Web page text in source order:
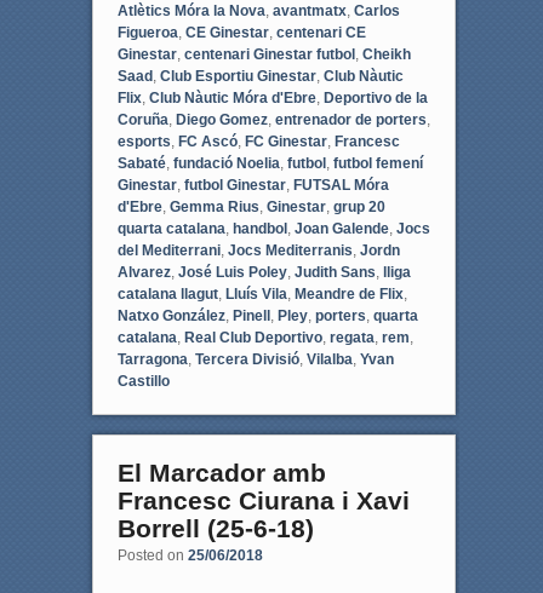
Atlètics Móra la Nova, avantmatx, Carlos
Figueroa, CE Ginestar, centenari CE
Ginestar, centenari Ginestar futbol , Cheikh
Saad , Club Esportiu Ginestar, Club Nàutic
Flix, Club Nàutic Móra d'Ebre, Deportivo de la
Coruña, Diego Gomez, entrenador de porters,
esports, FC Ascó, FC Ginestar, Francesc
Sabaté, fundació Noelia, futbol , futbol femení
Ginestar, futbol Ginestar, FUTSAL Móra
d'Ebre, Gemma Rius, Ginestar, grup 20
quarta catalana, handbol , Joan Galende, Jocs
del Mediterrani, Jocs Mediterranis, Jordn
Alvarez, José Luis Poley, Judith Sans,
lliga
catalana llagut, Lluís Vila, Meandre de Flix,
Natxo González, Pinell , Pley, porters, quarta
catalana, Real Club Deportivo, regata, rem,
Tarragona, Tercera Divisió, Vilalba, Yvan
Castillo
El Marcador amb
Francesc Ciurana i Xavi
Borrell (25-6-18)
Posted on 25/06/2018